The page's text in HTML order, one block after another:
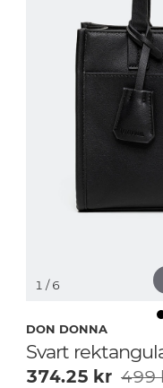
1 / 6
DON DONNA
Svart
374.25 kr 499